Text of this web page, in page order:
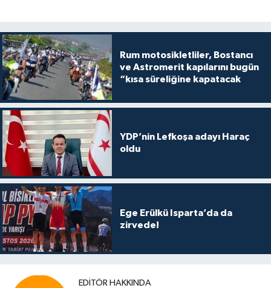
Rum motosikletliler, Bostancı
ve Astromerit kapılarını bugün
“kısa süreliğine kapatacak
YDP’nin Lefkoşa adayı Haraç
oldu
Ege Erülkü Isparta’da da
zirvede!
EDITÖR HAKKINDA